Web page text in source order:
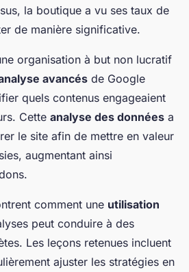
la boutique a vu ses taux de
de manière significative.
organisation à but non lucratif
avancés de Google
quels contenus engageaient
Cette analyse des données a
le site afin de mettre en valeur
augmentant ainsi
comment une utilisation
peut conduire à des
Les leçons retenues incluent
ajuster les stratégies en